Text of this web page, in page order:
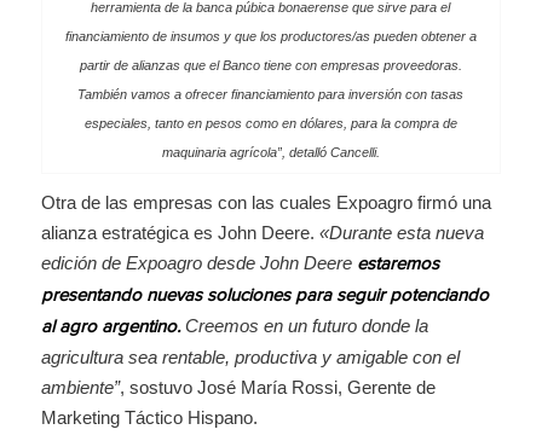
herramienta de la banca púbica bonaerense que sirve para el
financiamiento de insumos y que los productores/as pueden obtener a
partir de alianzas que el Banco tiene con empresas proveedoras.
También vamos a ofrecer financiamiento para inversión con tasas
especiales, tanto en pesos como en dólares, para la compra de
maquinaria agrícola”, detalló Cancelli.
Otra de las empresas con las cuales Expoagro firmó una
alianza estratégica es John Deere. «Durante esta nueva
edición de Expoagro desde John Deere estaremos
presentando nuevas soluciones para seguir potenciando
al agro argentino.Creemos en un futuro donde la
agricultura sea rentable, productiva y amigable con el
ambiente”, sostuvo José María Rossi, Gerente de
Marketing Táctico Hispano.